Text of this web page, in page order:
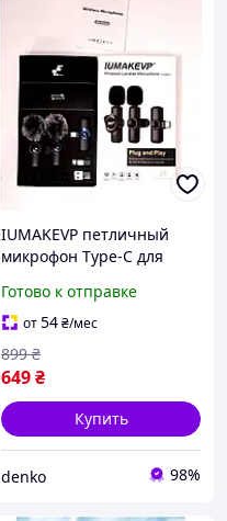
IUMAKEVP петличный
микрофон Type-C для
Готово к отправке
от54₴/мес
649₴
899 ₴
Купить
denko 98%